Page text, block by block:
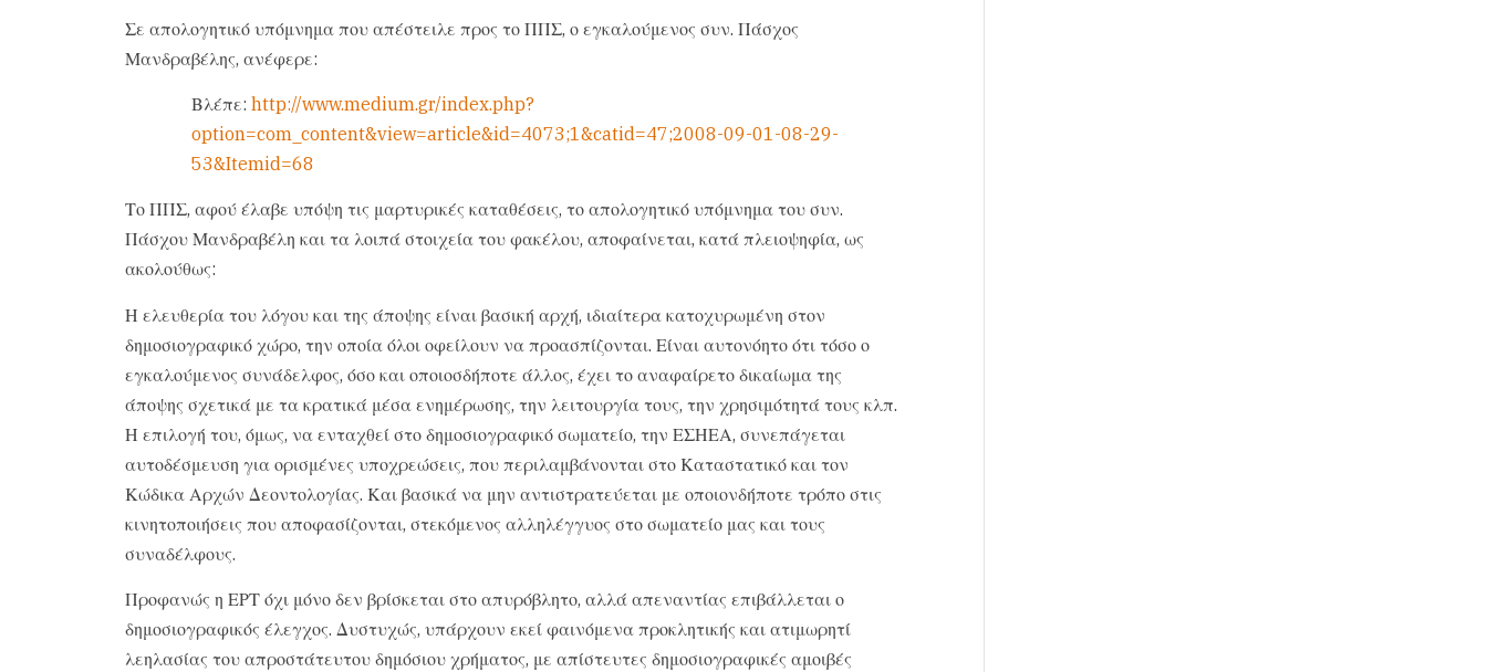
Σε απολογητικό υπόμνημα που απέστειλε προς το ΠΠΣ, ο εγκαλούμενος συν. Πάσχος
Μανδραβέλης, ανέφερε:
Βλέπε: http://www.medium.gr/index.php?
option=com_content&view=article&id=4073;1&catid=47;2008-09-01-08-29-
53&Itemid=68
Το ΠΠΣ, αφού έλαβε υπόψη τις μαρτυρικές καταθέσεις, το απολογητικό υπόμνημα του συν.
Πάσχου Μανδραβέλη και τα λοιπά στοιχεία του φακέλου, αποφαίνεται, κατά πλειοψηφία, ως
ακολούθως:
Η ελευθερία του λόγου και της άποψης είναι βασική αρχή, ιδιαίτερα κατοχυρωμένη στον
δημοσιογραφικό χώρο, την οποία όλοι οφείλουν να προασπίζονται. Είναι αυτονόητο ότι τόσο ο
εγκαλούμενος συνάδελφος, όσο και οποιοσδήποτε άλλος, έχει το αναφαίρετο δικαίωμα της
άποψης σχετικά με τα κρατικά μέσα ενημέρωσης, την λειτουργία τους, την χρησιμότητά τους κλπ.
Η επιλογή του, όμως, να ενταχθεί στο δημοσιογραφικό σωματείο, την ΕΣΗΕΑ, συνεπάγεται
αυτοδέσμευση για ορισμένες υποχρεώσεις, που περιλαμβάνονται στο Καταστατικό και τον
Κώδικα Αρχών Δεοντολογίας. Και βασικά να μην αντιστρατεύεται με οποιονδήποτε τρόπο στις
κινητοποιήσεις που αποφασίζονται, στεκόμενος αλληλέγγυος στο σωματείο μας και τους
συναδέλφους.
Προφανώς η ΕΡΤ όχι μόνο δεν βρίσκεται στο απυρόβλητο, αλλά απεναντίας επιβάλλεται ο
δημοσιογραφικός έλεγχος. Δυστυχώς, υπάρχουν εκεί φαινόμενα προκλητικής και ατιμωρητί
λεηλασίας του απροστάτευτου δημόσιου χρήματος, με απίστευτες δημοσιογραφικές αμοιβές